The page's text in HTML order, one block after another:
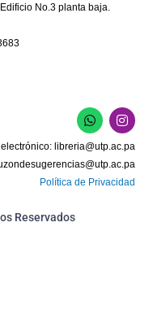
No.3 planta baja.
W
h
a
t
s
a
p
I
n
s
t
a
g
r
libreria@utp.ac.pa
Política de Privacidad
Reservados